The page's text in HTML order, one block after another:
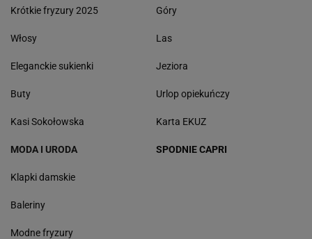
Krótkie fryzury 2025
Włosy
Eleganckie sukienki
Buty
Kasi Sokołowska
Góry
Las
Jeziora
Urlop opiekuńczy
Karta EKUZ
MODA I URODA
Klapki damskie
Baleriny
Modne fryzury
SPODNIE CAPRI